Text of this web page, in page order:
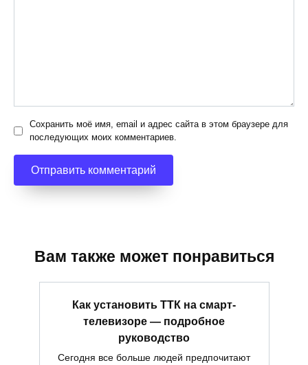
Сохранить моё имя, email и адрес сайта в этом браузере для
последующих моих комментариев.
Вам также может понравиться
Как установить ТТК на смарт-
телевизоре — подробное
руководство
Сегодня все больше людей предпочитают